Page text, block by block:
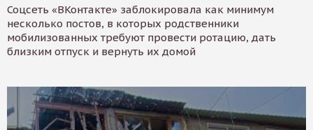
Соцсеть «ВКонтакте» заблокировала как минимум
несколько постов, в которых родственники
мобилизованных требуют провести ротацию, дать
близким отпуск и вернуть их домой